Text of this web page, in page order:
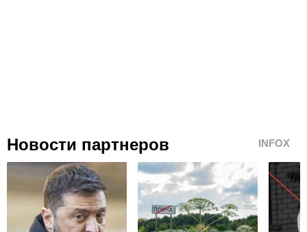
Новости партнеров INFOX